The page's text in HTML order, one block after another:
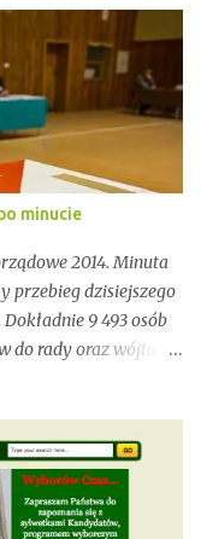
latach stały
napięć i realnych
oraz
minucie
2014. Minuta
przebieg dzisiejszego
9 493 osób
do rady oraz wójta.
brakowało.
a kolejne newsy
kontakcie.